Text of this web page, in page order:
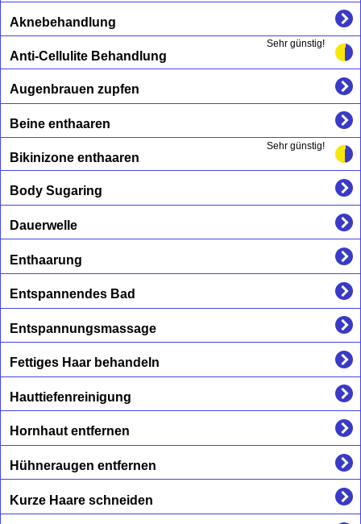
Aknebehandlung
Sehr günstig!
Anti-Cellulite Behandlung
Augenbrauen zupfen
Beine enthaaren
Sehr günstig!
Bikinizone enthaaren
Body Sugaring
Dauerwelle
Enthaarung
Entspannendes Bad
Entspannungsmassage
Fettiges Haar behandeln
Hauttiefenreinigung
Hornhaut entfernen
Hühneraugen entfernen
Kurze Haare schneiden